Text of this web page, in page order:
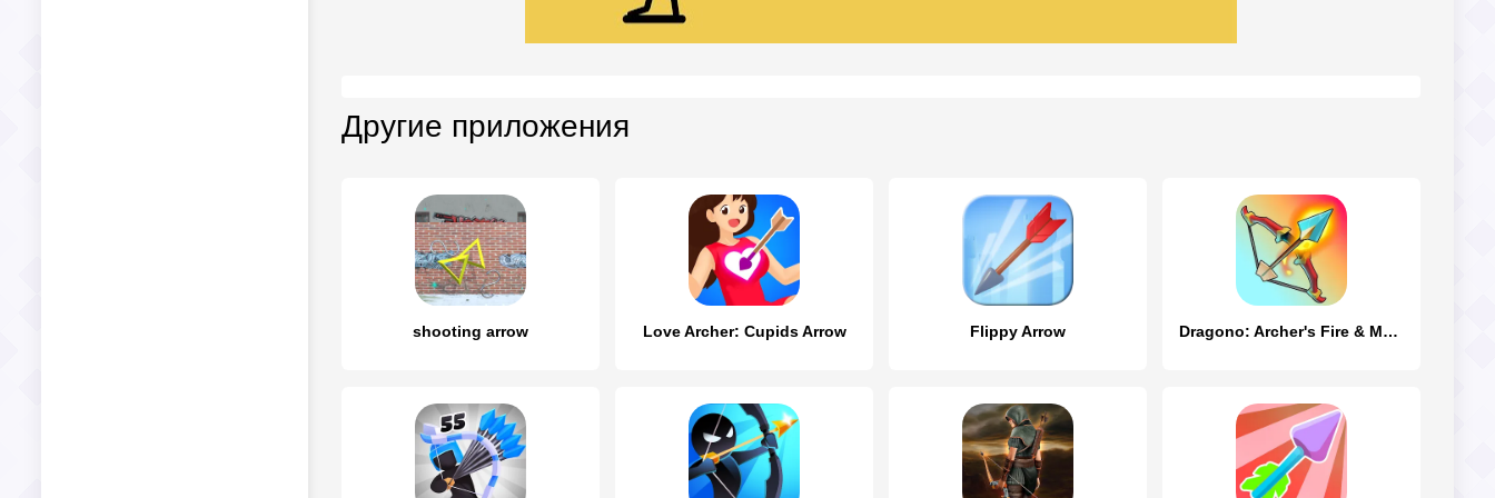
Другие приложения
shooting arrow Love Archer: Cupids Arrow Flippy Arrow Dragono: Archer's Fire & Magic